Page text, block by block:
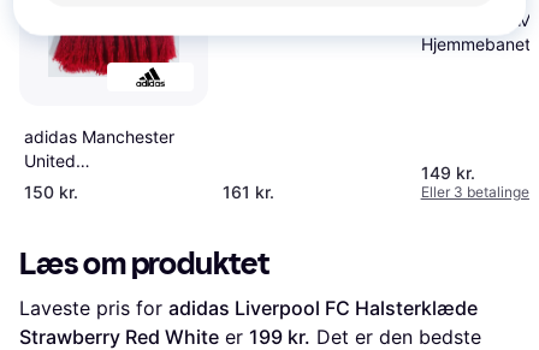
adidas Manchester
United
Hjemmebanetørklæde
150 kr. 161 kr.
adidas Real
149 kr.
Eller 3 betalinger
Læs om produktet
Laveste pris for adidas Liverpool FC Halsterklæde
Strawberry Red White er 199 kr. Det er den bedste